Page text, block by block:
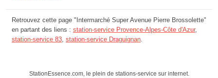
Retrouvez cette page "Intermarché Super Avenue Pierre Brossolette"
en partant des liens : station-service Provence-Alpes-Côte d'Azur,
station-service 83, station-service Draguignan.
StationEssence.com, le plein de stations-service sur internet.